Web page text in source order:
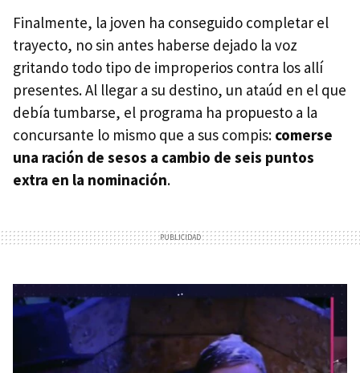
Finalmente, la joven ha conseguido completar el
trayecto, no sin antes haberse dejado la voz
gritando todo tipo de improperios contra los allí
presentes. Al llegar a su destino, un ataúd en el que
debía tumbarse, el programa ha propuesto a la
concursante lo mismo que a sus compis: comerse
una ración de sesos a cambio de seis puntos
extra en la nominación.